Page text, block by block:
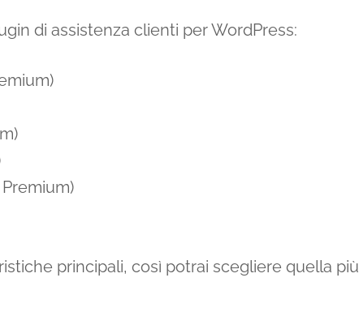
di assistenza clienti per WordPress:
principali, così potrai scegliere quella più